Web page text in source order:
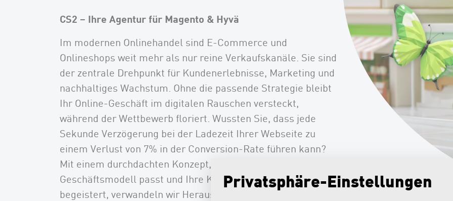
Privatsphäre-Einstellungen
CS2 – Ihre Agentur für Magento & Hyvä
Im modernen Onlinehandel sind E-Commerce und
Onlineshops weit mehr als nur reine Verkaufskanäle. Sie sind
der zentrale Drehpunkt für Kundenerlebnisse, Marketing und
nachhaltiges Wachstum. Ohne die passende Strategie bleibt
Ihr Online-Geschäft im digitalen Rauschen versteckt,
während der Wettbewerb floriert. Wussten Sie, dass jede
Sekunde Verzögerung bei der Ladezeit Ihrer Webseite zu
einem Verlust von 7% in der Conversion-Rate führen kann?
Mit einem durchdachten Konzept, das perfekt zu Ihrem
Geschäftsmodell passt und Ihre Kundinnen und Kunden
begeistert, verwandeln wir Herausforderungen in Chancen